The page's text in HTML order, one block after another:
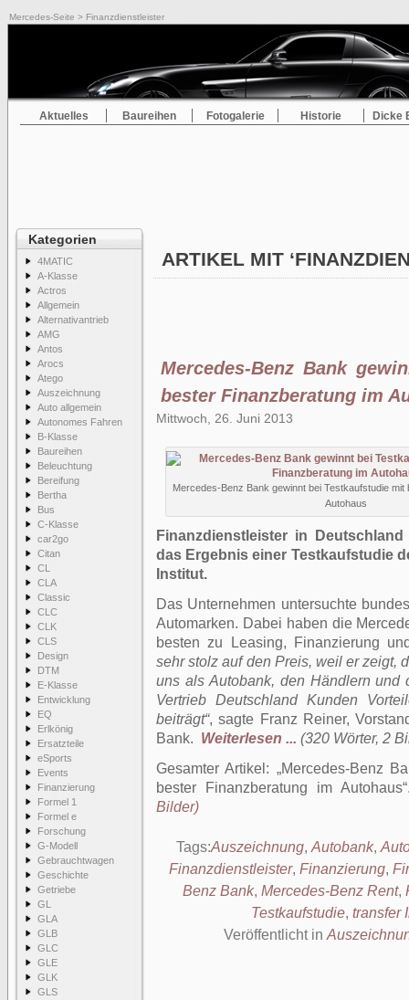
Mercedes-Seite > Finanzdienstleister
Aktuelles Baureihen Fotogalerie Historie Dicke
Kategorien
4MATIC
A-Klasse
Actros
Allgemein
Alternativantrieb
AMG
Antos
Arocs
Atego
Auszeichnung
Auto allgemein
Autonomes Fahren
B-Klasse
Baureihen
Beleuchtung
Bereifung
Bertha
Bus
C-Klasse
car2go
Citan
CL
CLA
Classic
CLC
CLK
CLS
Design
DTM
E-Klasse
Entwicklung
EQ
Erlkönig
Ersatzteile
eSports
Events
Finanzierung
Formel 1
Formel e
Forschung
G-Modell
Gebrauchtwagen
Geschichte
Getriebe
GL
GLA
GLB
GLC
GLE
GLK
GLS
ARTIKEL MIT
Mercedes-Benz Bank
bester Finanzberatung im
Mittwoch, 26. Juni 2013
Mercedes-Benz Bank gewinnt bei Testkaufstudie mit
Autohaus
Finanzdienstleister in
das Ergebnis einer Testkaufstudie
Institut.
Das Unternehmen untersuchte
Automarken. Dabei haben die
besten zu Leasing, Finanzierung
sehr stolz auf den Preis, weil er zeigt,
uns als Autobank, den Händlern und
Vertrieb Deutschland Kunden
beiträgt“, sagte Franz Reiner,
Bank. Weiterlesen ... (320 Wörter, 2
Gesamter Artikel:
Mercedes-Benz
bester Finanzberatung im Autohaus
Bilder)
Tags:Auszeichnung, Autobank,
Finanzdienstleister, Finanzierung,
Benz Bank, Mercedes-Benz Rent,
Testkaufstudie, transfer
Veröffentlicht in